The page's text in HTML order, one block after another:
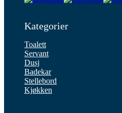
Kategorier
Toalett
Servant
Dusj
Badekar
Stellebord
Kjøkken